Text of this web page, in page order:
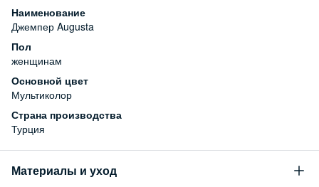
Наименование
Джемпер Augusta
Пол
женщинам
Основной цвет
Мультиколор
Страна производства
Турция
Материалы и уход